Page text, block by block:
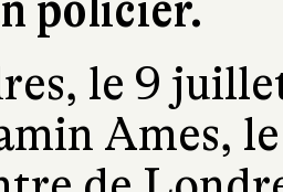
le 9
Ames,